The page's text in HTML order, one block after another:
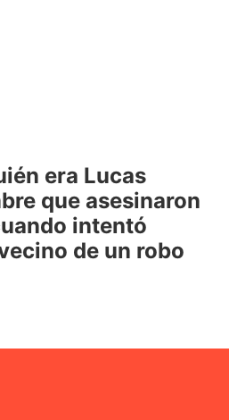
era Lucas
que asesinaron
intentó
de un robo